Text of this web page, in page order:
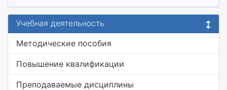
Учебная деятельность
Методические пособия
Повышение квалификации
Преподаваемые дисциплины